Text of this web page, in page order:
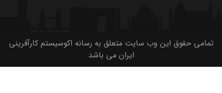
تمامی حقوق این وب سایت متعلق به رسانه اکوسیستم کارآفرینی
ایران می باشد